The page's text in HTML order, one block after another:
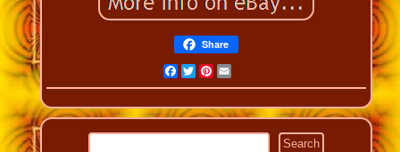
Share
Facebook
Twitter
Pinterest
Email